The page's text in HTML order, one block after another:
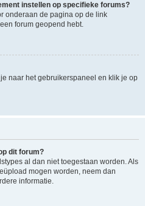
instellen op specifieke forums?
onderaan de pagina op de link
forum geopend hebt.
naar het gebruikerspaneel en klik je op
dit forum?
al dan niet toegestaan worden. Als
mogen worden, neem dan
informatie.